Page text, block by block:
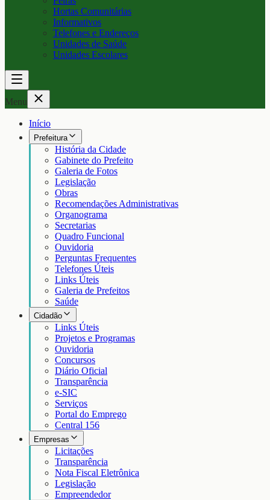
Hortas Comunitárias
Informativos
Telefones e Endereços
Unidades de Saúde
Unidades Escolares
Menu
Início
Prefeitura
História da Cidade
Gabinete do Prefeito
Galeria de Fotos
Legislação
Obras
Recomendações Administrativas
Organograma
Secretarias
Quadro Funcional
Ouvidoria
Perguntas Frequentes
Telefones Úteis
Links Úteis
Galeria de Prefeitos
Saúde
Cidadão
Links Úteis
Projetos e Programas
Ouvidoria
Concursos
Diário Oficial
Transparência
e-SIC
Serviços
Portal do Emprego
Central 156
Empresas
Licitações
Transparência
Nota Fiscal Eletrônica
Legislação
Empreendedor